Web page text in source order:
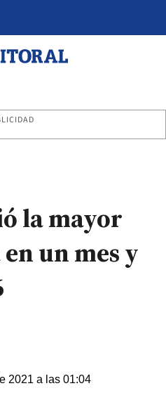
la mayor
un mes y
2021 a las 01:04